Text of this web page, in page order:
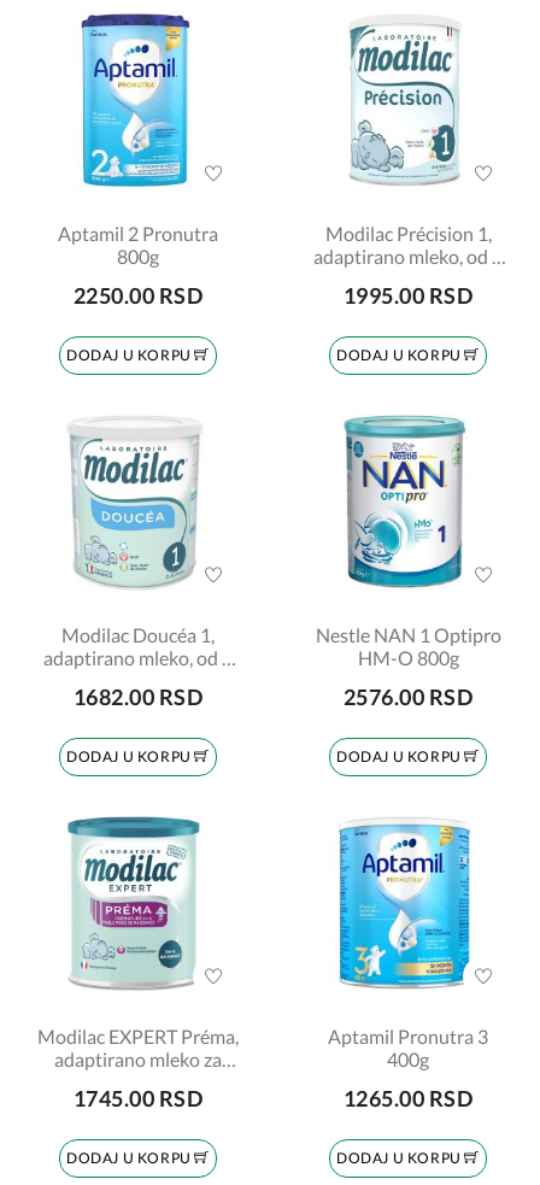
Aptamil 2 Pronutra
800g
2250.00 RSD
DODAJ U KORPU
Modilac Précision 1,
adaptirano mleko, od 0
1995.00 RSD
DODAJ U KORPU
Modilac Doucéa 1,
adaptirano mleko, od 0
1682.00 RSD
DODAJ U KORPU
Nestle NAN 1 Optipro
HM-O 800g
2576.00 RSD
DODAJ U KORPU
Modilac EXPERT Préma,
adaptirano mleko za
od rođenja do 3. godine,
1745.00 RSD
DODAJ U KORPU
Aptamil Pronutra 3
400g
1265.00 RSD
DODAJ U KORPU